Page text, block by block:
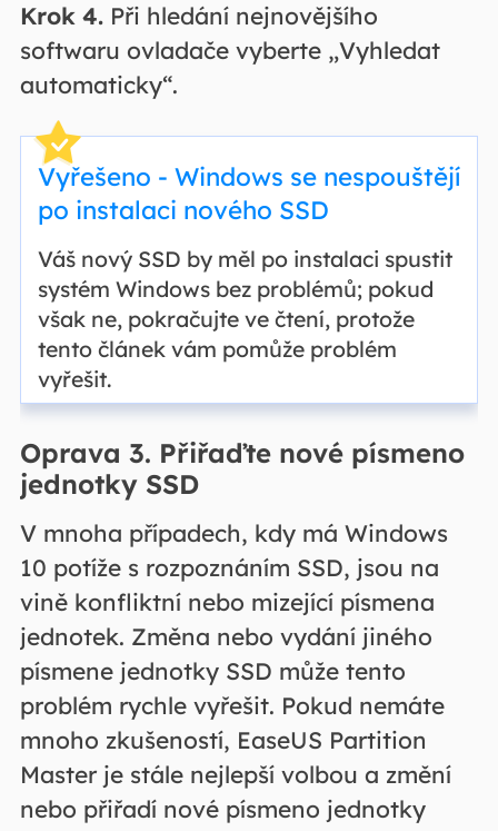
Krok 4.Při hledání nejnovějšího
softwaru ovladače vyberte „Vyhledat
automaticky“.
Vyřešeno - Windows se nespouštějí
po instalaci nového SSD
Váš nový SSD by měl po instalaci spustit
systém Windows bez problémů; pokud
však ne, pokračujte ve čtení, protože
tento článek vám pomůže problém
vyřešit.
Oprava 3. Přiřaďte nové písmeno
jednotky SSD
V mnoha případech, kdy má Windows
10 potíže s rozpoznáním SSD, jsou na
vině konfliktní nebo mizející písmena
jednotek. Změna nebo vydání jiného
písmene jednotky SSD může tento
problém rychle vyřešit. Pokud nemáte
mnoho zkušeností, EaseUS Partition
Master je stále nejlepší volbou a změní
nebo přiřadí nové písmeno jednotky